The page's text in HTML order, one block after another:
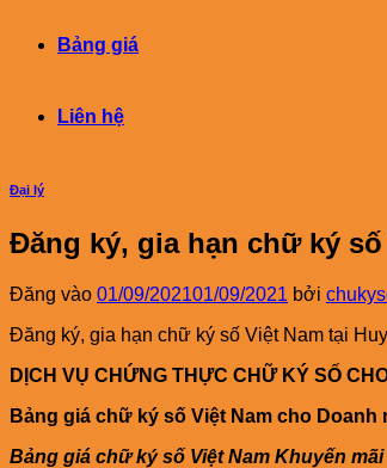
Bảng giá
Liên hệ
Đại lý
Đăng ký, gia hạn chữ ký
Đăng vào 01/09/202101/09/2021 bởi
Đăng ký, gia hạn chữ ký số Việt Nam tại
DỊCH VỤ CHỨNG THỰC CHỮ KÝ SỐ
Bảng giá chữ ký số Việt Nam cho
Bảng giá chữ ký số Việt Nam Khuyến mãi